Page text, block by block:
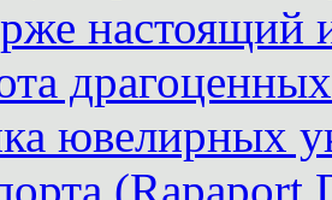
настоящий
ювелирных